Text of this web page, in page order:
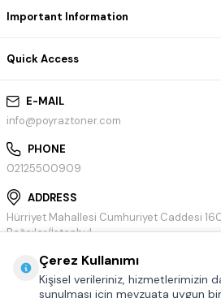
E-MAIL
info@poyraztoner.com
PHONE
02125500909
ADDRESS
Hürriyet Mahallesi Cumhuriyet Caddesi
Bağcılar/İstanbul
Important Information
Quick Access
Çerez Kullanımı
Kişisel verileriniz, hizmetlerimizin
sunulması için mevzuata uygun